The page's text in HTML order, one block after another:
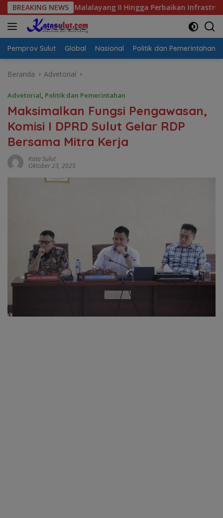
Langsung
ke
konten
BREAKING NEWS
II Hingga Perbaikan Infrastruktur Jalan
Pemprov Sulut Global Nasional Politik dan Pemerintahan
Beranda Advetorial
Advetorial, Politik dan Pemerintahan
Maksimalkan Fungsi Pengawasan,
Komisi I DPRD Sulut Gelar RDP
Bersama Mitra Kerja
Kata Sulut
Oktober 23, 2025